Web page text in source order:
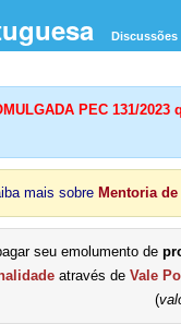
Discussões
PEC 131/
mais sobre Mentoria
seu emolumento de
através de Vale
(